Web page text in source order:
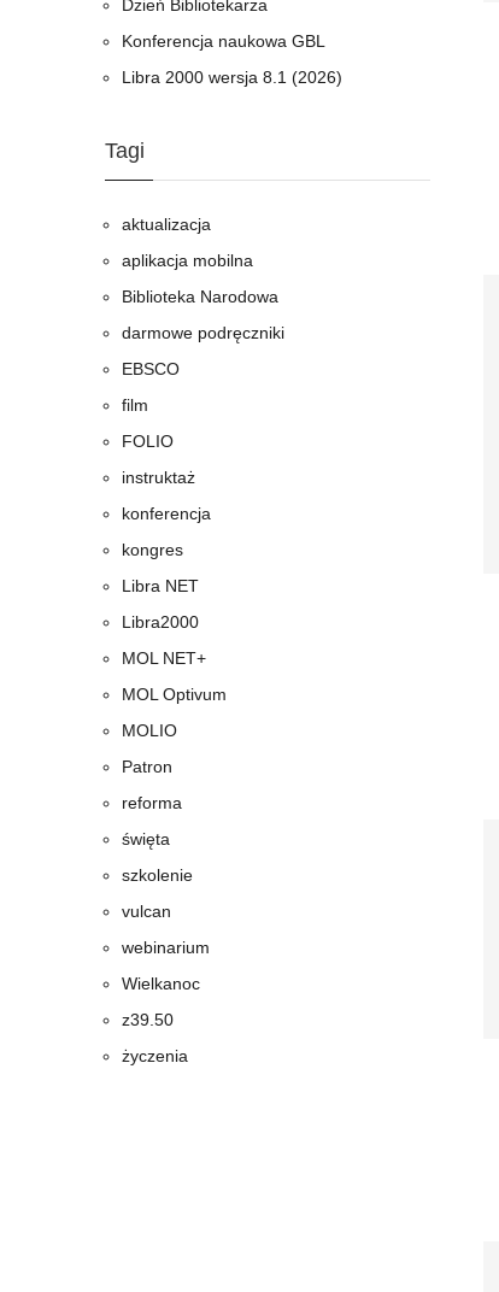
Dzień Bibliotekarza
Konferencja naukowa GBL
Libra 2000 wersja 8.1 (2026)
Tagi
aktualizacja
aplikacja mobilna
Biblioteka Narodowa
darmowe podręczniki
EBSCO
film
FOLIO
instruktaż
konferencja
kongres
Libra NET
Libra2000
MOL NET+
MOL Optivum
MOLIO
Patron
reforma
święta
szkolenie
vulcan
webinarium
Wielkanoc
z39.50
życzenia